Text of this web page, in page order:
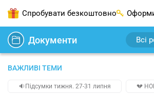
Спробувати безкоштовно
Документи Всі
ВАЖЛИВІ ТЕМИ
🔉Підсумки тижня. 27-31 липня 💔